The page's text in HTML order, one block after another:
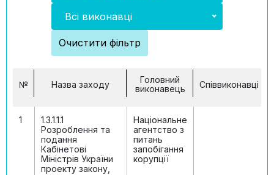
Всі виконавці
Очистити фільтр
№ Назва заходу
Головний
виконавець
Співвиконавці
1
1.3.1.1.1
Розроблення та
подання
Кабінетові
Міністрів України
проекту закону,
Національне
агентство з
питань
запобігання
корупції